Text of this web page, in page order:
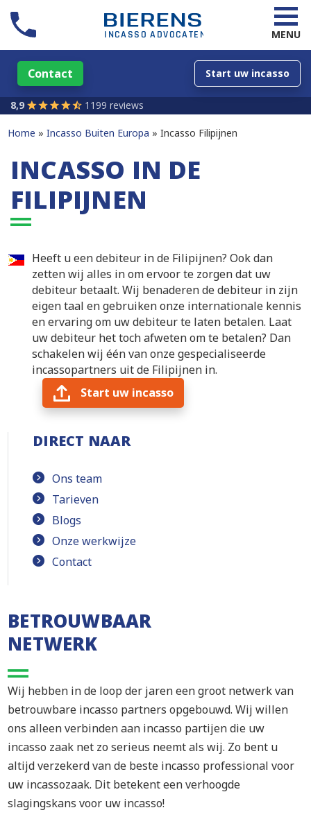
MENU
Contact Start uw incasso
8,9 1199 reviews
Home Incasso Buiten Europa Incasso Filipijnen
INCASSO IN DE
FILIPIJNEN
Heeft u een debiteur in de Filipijnen? Ook dan
zetten wij alles in om ervoor te zorgen dat uw
debiteur betaalt. Wij benaderen de debiteur in zijn
eigen taal en gebruiken onze internationale kennis
en ervaring om uw debiteur te laten betalen. Laat
uw debiteur het toch afweten om te betalen? Dan
schakelen wij één van onze gespecialiseerde
incassopartners uit de Filipijnen in.
Start uw incasso
DIRECT NAAR
Ons team
Tarieven
Blogs
Onze werkwijze
Contact
BETROUWBAAR
NETWERK
Wij hebben in de loop der jaren een groot netwerk van
betrouwbare incasso partners opgebouwd. Wij willen
ons alleen verbinden aan incasso partijen die uw
incasso zaak net zo serieus neemt als wij. Zo bent u
altijd verzekerd van de beste incasso professional voor
uw incassozaak. Dit betekent een verhoogde
slagingskans voor uw incasso!